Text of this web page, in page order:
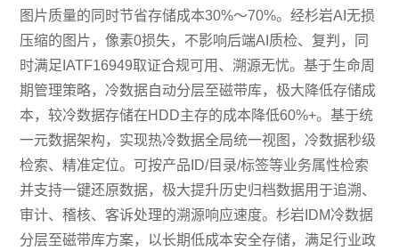
图片质量的同时节省存储成本30%～70%。经杉岩AI无损
压缩的图片，像素0损失，不影响后端AI质检、复判，同
时满足IATF16949取证合规可用、溯源无忧。基于生命周
期管理策略，冷数据自动分层至磁带库，极大降低存储成
本，较冷数据存储在HDD主存的成本降低60%+。基于统
一元数据架构，实现热冷数据全局统一视图，冷数据秒级
检索、精准定位。可按产品ID/目录/标签等业务属性检索
并支持一键还原数据，极大提升历史归档数据用于追溯、
审计、稽核、客诉处理的溯源响应速度。杉岩IDM冷数据
分层至磁带库方案，以长期低成本安全存储，满足行业政